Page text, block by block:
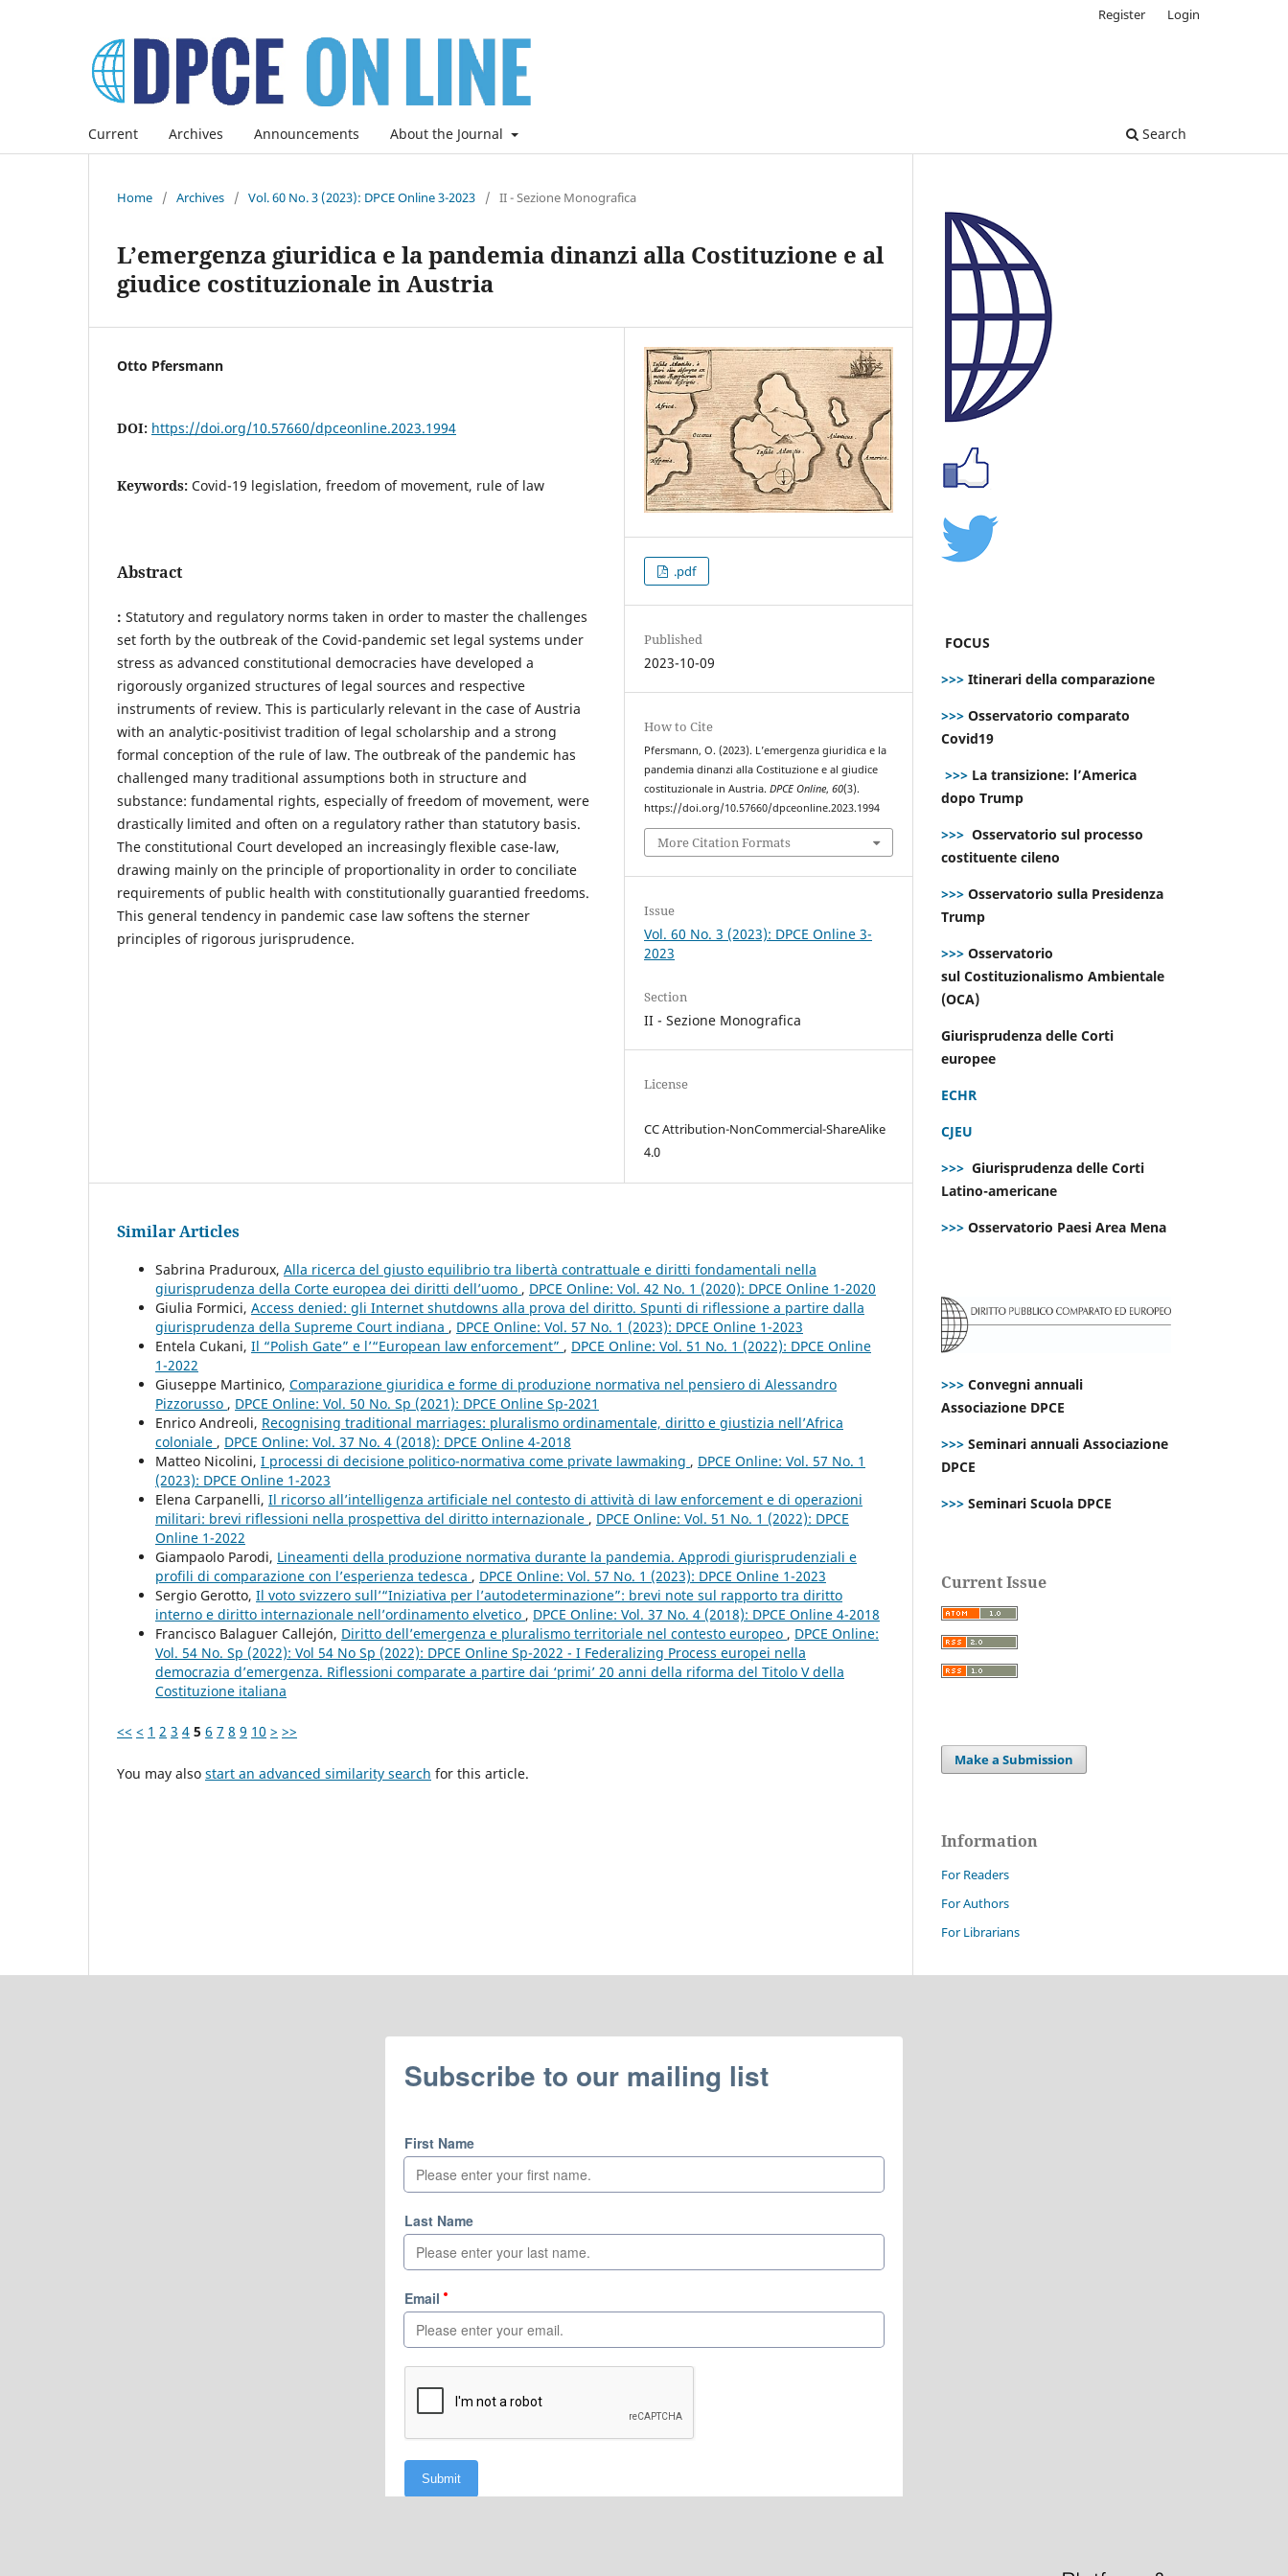
Current Archives Announcements About the Journal Search
Register Login
Home / Archives / Vol. 60 No. 3 (2023): DPCE Online 3-2023 / II - Sezione Monografica
L’emergenza giuridica e la pandemia dinanzi alla Costituzione e al
giudice costituzionale in Austria
Otto Pfersmann
DOI: https://doi.org/10.57660/dpceonline.2023.1994
Keywords: Covid-19 legislation, freedom of movement, rule of law
Abstract
: Statutory and regulatory norms taken in order to master the challenges
set forth by the outbreak of the Covid-pandemic set legal systems under
stress as advanced constitutional democracies have developed a
rigorously organized structures of legal sources and respective
instruments of review. This is particularly relevant in the case of Austria
with an analytic-positivist tradition of legal scholarship and a strong
formal conception of the rule of law. The outbreak of the pandemic has
challenged many traditional assumptions both in structure and
substance: fundamental rights, especially of freedom of movement, were
drastically limited and often on a regulatory rather than statutory basis.
The constitutional Court developed an increasingly flexible case-law,
drawing mainly on the principle of proportionality in order to conciliate
requirements of public health with constitutionally guarantied freedoms.
This general tendency in pandemic case law softens the sterner
principles of rigorous jurisprudence.
.pdf
Published
2023-10-09
How to Cite
Pfersmann, O. (2023). L’emergenza giuridica e la
pandemia dinanzi alla Costituzione e al giudice
costituzionale in Austria.DPCE Online,60(3).
https://doi.org/10.57660/dpceonline.2023.1994
More Citation Formats
Issue
Vol. 60 No. 3 (2023): DPCE Online 3-
2023
Section
II - Sezione Monografica
License
CC Attribution-NonCommercial-ShareAlike
4.0
Similar Articles
Sabrina Praduroux, Alla ricerca del giusto equilibrio tra libertà contrattuale e diritti fondamentali nella
giurisprudenza della Corte europea dei diritti dell’uomo , DPCE Online: Vol. 42 No. 1 (2020): DPCE Online 1-2020
Giulia Formici, Access denied: gli Internet shutdowns alla prova del diritto. Spunti di riflessione a partire dalla
giurisprudenza della Supreme Court indiana , DPCE Online: Vol. 57 No. 1 (2023): DPCE Online 1-2023
Entela Cukani, Il “Polish Gate” e l’“European law enforcement” , DPCE Online: Vol. 51 No. 1 (2022): DPCE Online
1-2022
Giuseppe Martinico, Comparazione giuridica e forme di produzione normativa nel pensiero di Alessandro
Pizzorusso , DPCE Online: Vol. 50 No. Sp (2021): DPCE Online Sp-2021
Enrico Andreoli, Recognising traditional marriages: pluralismo ordinamentale, diritto e giustizia nell’Africa
coloniale , DPCE Online: Vol. 37 No. 4 (2018): DPCE Online 4-2018
Matteo Nicolini, I processi di decisione politico-normativa come private lawmaking , DPCE Online: Vol. 57 No. 1
(2023): DPCE Online 1-2023
Elena Carpanelli, Il ricorso all’intelligenza artificiale nel contesto di attività di law enforcement e di operazioni
militari: brevi riflessioni nella prospettiva del diritto internazionale , DPCE Online: Vol. 51 No. 1 (2022): DPCE
Online 1-2022
Giampaolo Parodi, Lineamenti della produzione normativa durante la pandemia. Approdi giurisprudenziali e
profili di comparazione con l’esperienza tedesca , DPCE Online: Vol. 57 No. 1 (2023): DPCE Online 1-2023
Sergio Gerotto, Il voto svizzero sull’“Iniziativa per l’autodeterminazione”: brevi note sul rapporto tra diritto
interno e diritto internazionale nell’ordinamento elvetico , DPCE Online: Vol. 37 No. 4 (2018): DPCE Online 4-2018
Francisco Balaguer Callejón, Diritto dell’emergenza e pluralismo territoriale nel contesto europeo , DPCE Online:
Vol. 54 No. Sp (2022): Vol 54 No Sp (2022): DPCE Online Sp-2022 - I Federalizing Process europei nella
democrazia d’emergenza. Riflessioni comparate a partire dai ‘primi’ 20 anni della riforma del Titolo V della
Costituzione italiana
<< < 1 2 3 4 5 6 7 8 9 10 > >>
You may also start an advanced similarity search for this article.
FOCUS
>>> Itinerari della comparazione
>>> Osservatorio comparato
Covid19
>>> La transizione: l’America
dopo Trump
>>> Osservatorio sul processo
costituente cileno
>>> Osservatorio sulla Presidenza
Trump
>>> Osservatorio
sul Costituzionalismo Ambientale
(OCA)
Giurisprudenza delle Corti
europee
ECHR
CJEU
>>> Giurisprudenza delle Corti
Latino-americane
>>> Osservatorio Paesi Area Mena
>>> Convegni annuali
Associazione DPCE
>>> Seminari annuali Associazione
DPCE
>>> Seminari Scuola DPCE
Current Issue
Make a Submission
Information
For Readers
For Authors
For Librarians